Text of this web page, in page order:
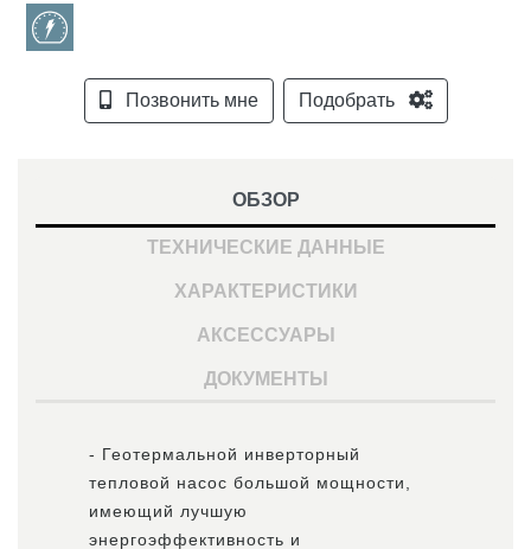
Позвонить мне Подобрать
ОБЗОР
ТЕХНИЧЕСКИЕ ДАННЫЕ
ХАРАКТЕРИСТИКИ
АКСЕССУАРЫ
ДОКУМЕНТЫ
- Геотермальной инверторный
тепловой насос большой мощности,
имеющий лучшую
энергоэффективность и